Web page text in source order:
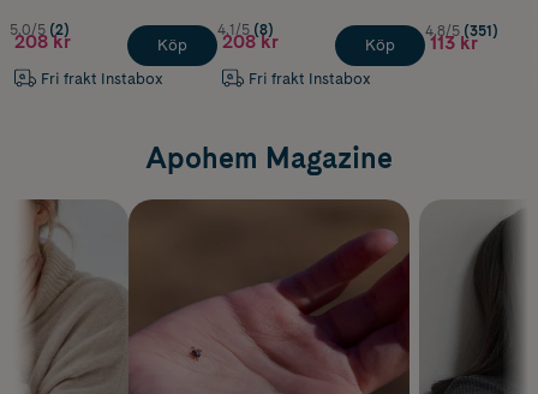
5.0/5 (2)
208 kr
Fri frakt Instabox
Köp
4.1/5 (8)
208 kr
Fri frakt Instabox
Köp
4.8/5 (351)
113 kr
Apohem Magazine